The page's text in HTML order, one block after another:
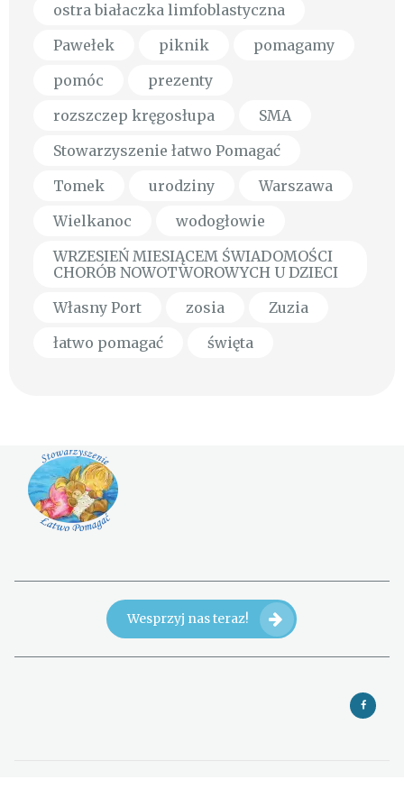
ostra białaczka limfoblastyczna
Pawełek
piknik
pomagamy
pomóc
prezenty
rozszczep kręgosłupa
SMA
Stowarzyszenie łatwo Pomagać
Tomek
urodziny
Warszawa
Wielkanoc
wodogłowie
WRZESIEŃ MIESIĄCEM ŚWIADOMOŚCI
CHORÓB NOWOTWOROWYCH U DZIECI
Własny Port
zosia
Zuzia
łatwo pomagać
święta
Wesprzyj nas teraz!